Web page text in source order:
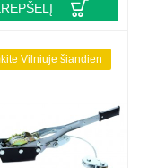
Vilniuje šiandien